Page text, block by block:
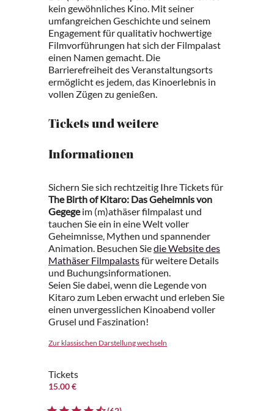
kein gewöhnliches Kino. Mit seiner
umfangreichen Geschichte und seinem
Engagement für qualitativ hochwertige
Filmvorführungen hat sich der Filmpalast
einen Namen gemacht. Die
Barrierefreiheit des Veranstaltungsorts
ermöglicht es jedem, das Kinoerlebnis in
vollen Zügen zu genießen.
Tickets und weitere
Informationen
Sichern Sie sich rechtzeitig Ihre Tickets für
The Birth of Kitaro: Das Geheimnis von
Gegegeim (m)athäser filmpalast und
tauchen Sie ein in eine Welt voller
Geheimnisse, Mythen und spannender
Animation. Besuchen Siedie Website des
Mathäser Filmpalastsfür weitere Details
und Buchungsinformationen.
Seien Sie dabei, wenn die Legende von
Kitaro zum Leben erwacht und erleben Sie
einen unvergesslichen Kinoabend voller
Grusel und Faszination!
Zur klassischen Darstellung wechseln
Tickets
15.00 €